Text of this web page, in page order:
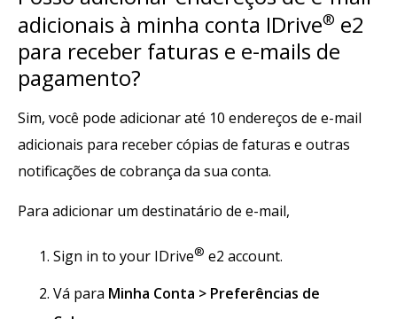
adicionais à minha conta IDrive® e2
para receber faturas e e-mails de
pagamento?
Sim, você pode adicionar até 10 endereços de e-mail
adicionais para receber cópias de faturas e outras
notificações de cobrança da sua conta.
Para adicionar um destinatário de e-mail,
Sign in to your IDrive® e2 account.
Vá para Minha Conta > Preferências de